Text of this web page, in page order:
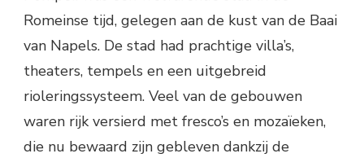
Romeinse tijd, gelegen aan de kust van de Baai
van Napels. De stad had prachtige villa’s,
theaters, tempels en een uitgebreid
rioleringssysteem. Veel van de gebouwen
waren rijk versierd met fresco’s en mozaïeken,
die nu bewaard zijn gebleven dankzij de